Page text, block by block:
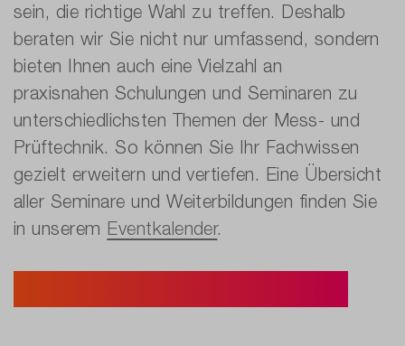
sein, die richtige Wahl zu treffen. Deshalb
beraten wir Sie nicht nur umfassend, sondern
bieten Ihnen auch eine Vielzahl an
praxisnahen Schulungen und Seminaren zu
unterschiedlichsten Themen der Mess- und
Prüftechnik. So können Sie Ihr Fachwissen
gezielt erweitern und vertiefen. Eine Übersicht
aller Seminare und Weiterbildungen finden Sie
in unserem Eventkalender.